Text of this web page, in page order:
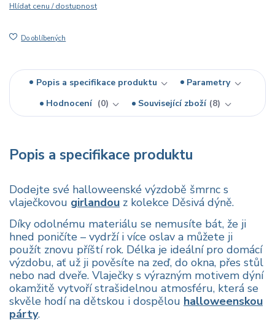
Hlídat cenu / dostupnost
Do oblíbených
Popis a specifikace produktu
Parametry
Hodnocení
0 Související zboží 8
Popis a specifikace produktu
Dodejte své halloweenské výzdobě šmrnc s
vlaječkovou girlandou z kolekce Děsivá dýně.
Díky odolnému materiálu se nemusíte bát, že ji
hned poničíte – vydrží i více oslav a můžete ji
použít znovu příští rok. Délka je ideální pro domácí
výzdobu, ať už ji pověsíte na zeď, do okna, přes stůl
nebo nad dveře. Vlaječky s výrazným motivem dýní
okamžitě vytvoří strašidelnou atmosféru, která se
skvěle hodí na dětskou i dospělou halloweenskou
párty.